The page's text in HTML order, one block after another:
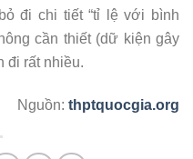
đi chi tiết “tỉ lệ với bình
cần thiết (dữ kiện gây
đi rất nhiều.
Nguồn: thptquocgia.org